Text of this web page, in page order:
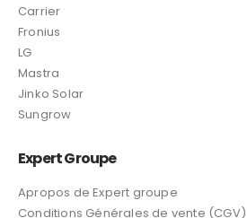
Carrier
Fronius
LG
Mastra
Jinko Solar
Sungrow
Expert Groupe
Apropos de Expert groupe
Conditions Générales de vente (CGV)